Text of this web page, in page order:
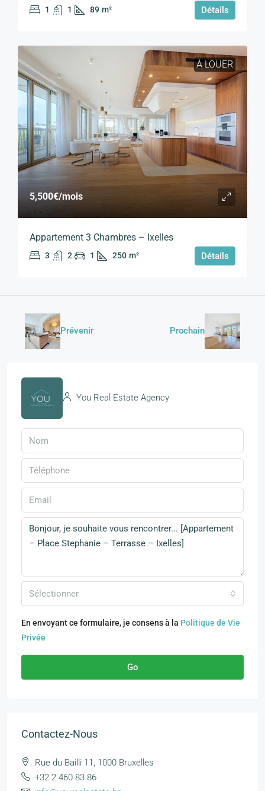
1 1 89 m² Détails
À LOUER
5,500€/mois
Appartement 3 Chambres – Ixelles
3 2 1 250 m² Détails
Prévenir Prochain
You Real Estate Agency
Sélectionner
En envoyant ce formulaire, je consens à la Politique de Vie
Privée
Go
Contactez-Nous
Rue du Bailli 11, 1000 Bruxelles
+32 2 460 83 86